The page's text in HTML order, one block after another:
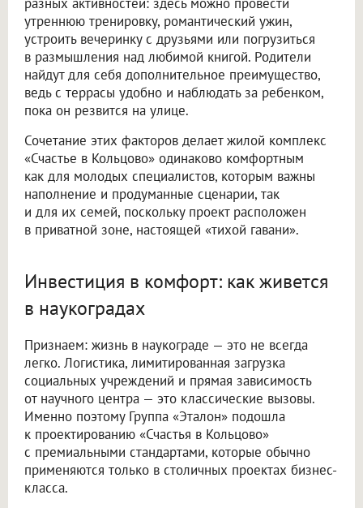
утреннюю тренировку, романтический ужин,
устроить вечеринку с друзьями или погрузиться
в размышления над любимой книгой. Родители
найдут для себя дополнительное преимущество,
ведь с террасы удобно и наблюдать за ребенком,
пока он резвится на улице.
Сочетание этих факторов делает жилой комплекс
«Счастье в Кольцово» одинаково комфортным
как для молодых специалистов, которым важны
наполнение и продуманные сценарии, так
и для их семей, поскольку проект расположен
в приватной зоне, настоящей «тихой гавани».
Инвестиция в комфорт: как живется
в наукоградах
Признаем: жизнь в наукограде — это не всегда
легко. Логистика, лимитированная загрузка
социальных учреждений и прямая зависимость
от научного центра — это классические вызовы.
Именно поэтому Группа «Эталон» подошла
к проектированию «Счастья в Кольцово»
с премиальными стандартами, которые обычно
применяются только в столичных проектах бизнес-
класса.